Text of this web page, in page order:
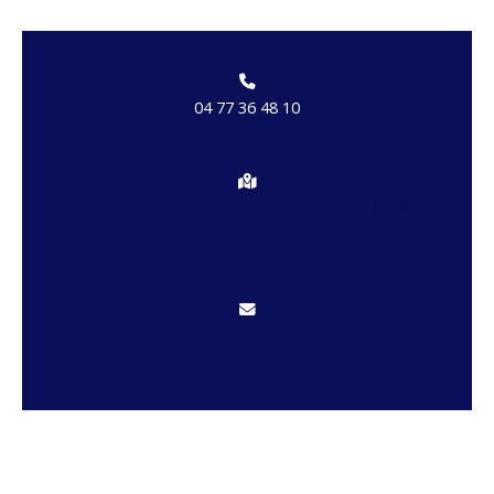
04 77 36 48 10